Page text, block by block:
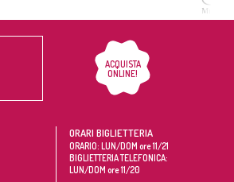
ACQUISTA
ONLINE!
ORARI BIGLIETTERIA
ORARIO: LUN/DOM ore 11/21
BIGLIETTERIA TELEFONICA:
LUN/DOM ore 11/20